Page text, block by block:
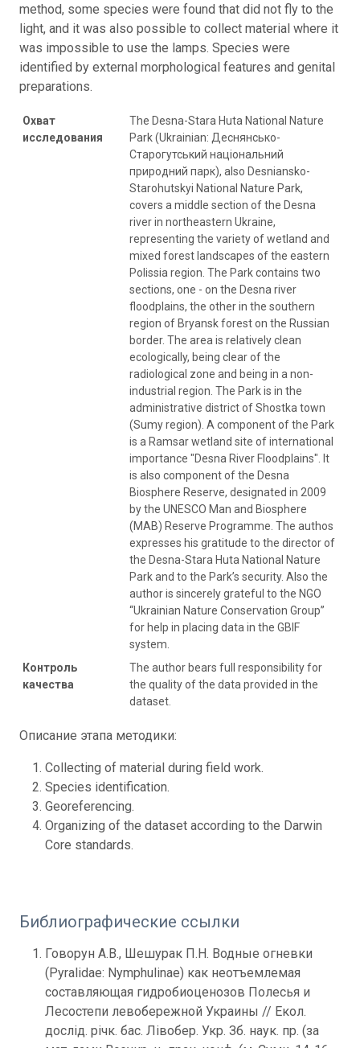
method, some species were found that did not fly to the
light, and it was also possible to collect material where it
was impossible to use the lamps. Species were
identified by external morphological features and genital
preparations.
Охват
исследования
The Desna-Stara Huta National Nature
Park (Ukrainian: Деснянсько-
Старогутський національний
природний парк), also Desniansko-
Starohutskyi National Nature Park,
covers a middle section of the Desna
river in northeastern Ukraine,
representing the variety of wetland and
mixed forest landscapes of the eastern
Polissia region. The Park contains two
sections, one - on the Desna river
floodplains, the other in the southern
region of Bryansk forest on the Russian
border. The area is relatively clean
ecologically, being clear of the
radiological zone and being in a non-
industrial region. The Park is in the
administrative district of Shostka town
(Sumy region). A component of the Park
is a Ramsar wetland site of international
importance "Desna River Floodplains". It
is also component of the Desna
Biosphere Reserve, designated in 2009
by the UNESCO Man and Biosphere
(MAB) Reserve Programme. The authos
expresses his gratitude to the director of
the Desna-Stara Huta National Nature
Park and to the Park’s security. Also the
author is sincerely grateful to the NGO
“Ukrainian Nature Conservation Group”
for help in placing data in the GBIF
system.
Контроль
качества
The author bears full responsibility for
the quality of the data provided in the
dataset.
Описание этапа методики:
Collecting of material during field work.
Species identification.
Georeferencing.
Organizing of the dataset according to the Darwin
Core standards.
Библиографические ссылки
Говорун А.В., Шешурак П.Н. Водные огневки
(Pyralidae: Nymphulinae) как неотъемлемая
составляющая гидробиоценозов Полесья и
Лесостепи левобережной Украины // Екол.
дослід. річк. бас. Лівобер. Укр. Зб. наук. пр. (за